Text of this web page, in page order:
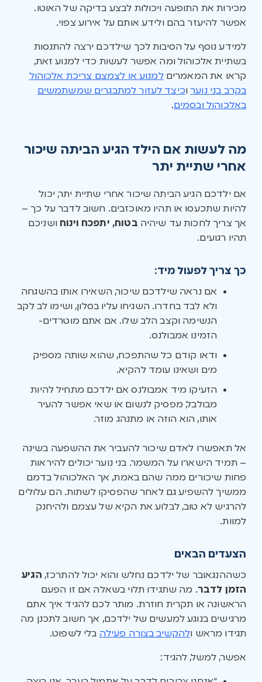
מכירות את התופעה ויכולות לבצע בדיקה של האוטו.
אפשר להיעזר בהם ולידע אותם על אירוע צפוי.
למידע נוסף על הסיבות לכך שילדכם ירצה להתנסות
בשתיית אלכוהול ומה אפשר לעשות כדי למנוע זאת,
קראו את המאמריםלמנוע או לצמצם צריכת אלכוהול
בקרב בני נוערוכיצד לעזור למתבגרים שמשתמשים
באלכוהול ובסמים.
מה לעשות אם הילד הגיע הביתה שיכור
אחרי שתיית יתר
אם ילדכם הגיע הביתה שיכור אחרי שתיית יתר, יכול
להיות שתכעסו או תהיו מאוכזבים. חשוב לדבר על כך –
אך צריך לחכות עד שיהיה בטוח, יתפכח וינוח ושניכם
תהיו רגועים.
כך צריך לפעול מיד:
אם נראה שילדכם שיכור, השאירו אותו בהשגחה
ולא לבד בחדרו. השגיחו עליו בסלון, ושימו לב לקב
הנשימה וקצב הלב שלו. אם אתם מוטרדים-
הזמינו אמבולנס.
ודאו קודם כל שהתפכח, שהוא שותה מספיק
מים ושאינו עומד להקיא.
הזעיקו מיד אמבולנס אם ילדכם מתחיל להיות
מבולבל, מפסיק לנשום או שאי אפשר להעיר
אותו, הוא הוזה או מתנהג מוזר.
אל תאפשרו לאדם שיכור להעביר את ההשפעה בשינה
– תמיד הישארו על המשמר. בני נוער יכולים להיראות
פחות שיכורים ממה שהם באמת, אך האלכוהול בדמם
ממשיך להשפיע גם לאחר שהפסיקו לשתות. הם עלולים
להרגיש לא טוב, לבלוע את הקיא של עצמם ולהיחנק
למוות.
הצעדים הבאים
כשההנגאובר של ילדכם נחלש והוא יכול להתרכז, הגיע
הזמן לדבר. מה שתגידו תלוי בשאלה אם זו הפעם
הראשונה או תקרית חוזרת. מותר לכם להגיד איך אתם
מרגישים בנוגע למעשים של ילדכם, אך חשוב לתכנן מה
תגידו מראש ולהקשיב בצורה פעילה בלי לשפוט.
אפשר, למשל, להגיד: